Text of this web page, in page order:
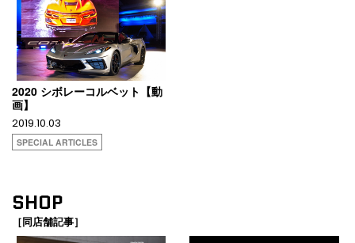
2020 シボレーコルベット【動
画】
2019.10.03
SPECIAL ARTICLES
SHOP
［同店舗記事］